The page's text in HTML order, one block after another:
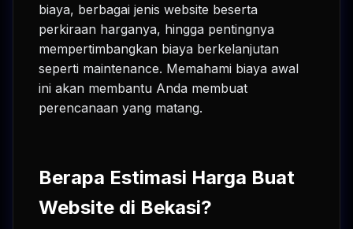
biaya, berbagai jenis website beserta
perkiraan harganya, hingga pentingnya
mempertimbangkan biaya berkelanjutan
seperti maintenance. Memahami biaya awal
ini akan membantu Anda membuat
perencanaan yang matang.
Berapa Estimasi Harga Buat
Website di Bekasi?